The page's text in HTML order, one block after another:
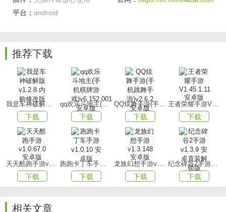
滋味。
游戏优势
1、你可以尽情挥洒创意，调制出上百种口味的肥宅快乐水，
色彩斑斓，丰富多彩。
2、游戏中设有多种模式供你挑选，内容丰富多样，任由你自
由发挥。
3、是一款全新的益智游戏，玩法新颖有趣，你可以利用各种
原材料调配出美味可口的饮料。
游戏玩法
能提升口感。
平台： android
推荐下载
我是车神破解版v1.2.8 内购修改版
下载
qq欢乐斗地主(手机棋牌游戏)v6.152.001安卓版
下载
QQ炫舞手游(手机跳舞手游)v2.6.2 安卓版
下载
王者荣耀手游V1.45.1.11 安卓版
下载
天天酷跑手游v1.0.67.0安卓版
下载
跑跑卡丁车手游v1.0.10 安卓版
下载
龙族幻想手游v1.3.148 安卓版
下载
纪念碑谷2手游v1.3.9 安卓直装解锁版
下载
相关文章